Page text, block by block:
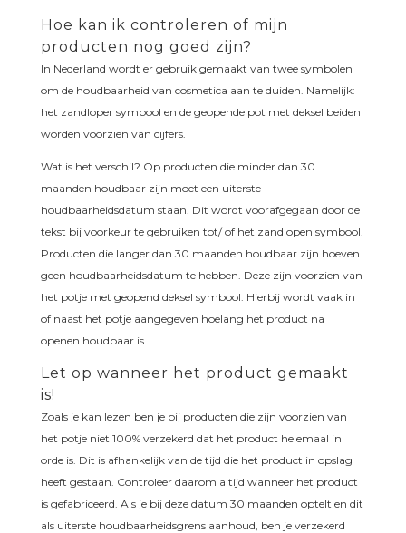
Hoe kan ik controleren of mijn
producten nog goed zijn?
In Nederland wordt er gebruik gemaakt van twee symbolen
om de houdbaarheid van cosmetica aan te duiden. Namelijk:
het zandloper symbool en de geopende pot met deksel beiden
worden voorzien van cijfers.
Wat is het verschil? Op producten die minder dan 30
maanden houdbaar zijn moet een uiterste
houdbaarheidsdatum staan. Dit wordt voorafgegaan door de
tekst bij voorkeur te gebruiken tot/ of het zandlopen symbool.
Producten die langer dan 30 maanden houdbaar zijn hoeven
geen houdbaarheidsdatum te hebben. Deze zijn voorzien van
het potje met geopend deksel symbool. Hierbij wordt vaak in
of naast het potje aangegeven hoelang het product na
openen houdbaar is.
Let op wanneer het product gemaakt
is!
Zoals je kan lezen ben je bij producten die zijn voorzien van
het potje niet 100% verzekerd dat het product helemaal in
orde is. Dit is afhankelijk van de tijd die het product in opslag
heeft gestaan. Controleer daarom altijd wanneer het product
is gefabriceerd. Als je bij deze datum 30 maanden optelt en dit
als uiterste houdbaarheidsgrens aanhoud, ben je verzekerd